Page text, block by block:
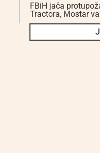
FBiH jača
Tractora, Mostar